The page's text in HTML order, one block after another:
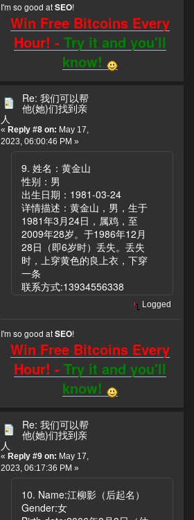
I'm so good atSEO!
Win Free Bitcoins Every
Hour! -Try it and you'll
know!
Re: 我们可以帮
他(她)们找到亲
人
« Reply #8 on: May 17,
2023, 06:00:46 PM »
9. 姓名：黄金山
性别：男
出生日期：1981-03-24
详情描述：黄金山，男，生于
1981年3月24日，属鸡，至
2009年28岁。于1986年12月
28日（即6岁时）丢失。丢失
时，上穿黄色的良上衣，下穿
一条
联系方式:13934556338
Logged
I'm so good atSEO!
Win Free Bitcoins Every
Hour! -Try it and you'll
know!
Re: 我们可以帮
他(她)们找到亲
人
« Reply #9 on: May 17,
2023, 06:17:36 PM »
10. Name:江柳影（后起名）
Gender:女